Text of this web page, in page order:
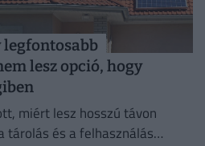
legfontosabb
lesz opció, hogy
miért lesz hosszú távon
tárolás és a felhasználás